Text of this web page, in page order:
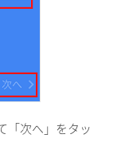
「次へ」をタッ